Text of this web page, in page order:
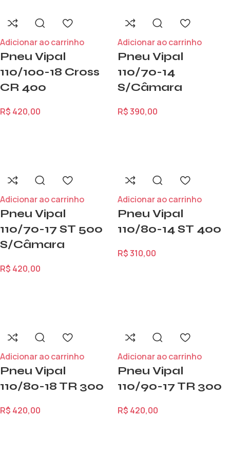
Adicionar ao carrinho
Pneu Vipal
110/100-18 Cross
CR 400
R$ 420,00
Adicionar ao carrinho
Pneu Vipal
110/70-14
S/Câmara
R$390,00
Adicionar ao carrinho
Pneu Vipal
110/70-17 ST 500
S/Câmara
R$ 420,00
Adicionar ao carrinho
Pneu Vipal
110/80-14 ST 400
R$310,00
Adicionar ao carrinho
Pneu Vipal
110/80-18 TR 300
R$ 420,00
Adicionar ao carrinho
Pneu Vipal
110/90-17 TR 300
R$ 420,00